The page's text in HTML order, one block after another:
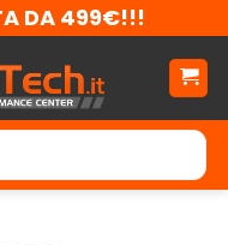
DA 499€!!!